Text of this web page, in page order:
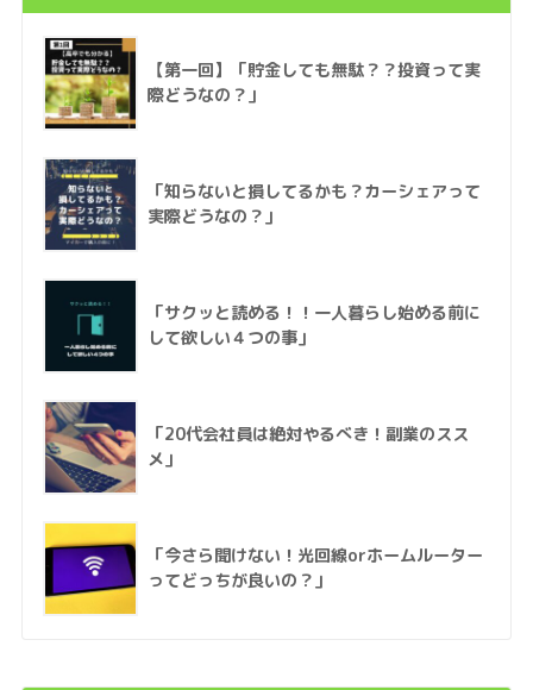
【第一回】「貯金しても無駄？？投資って実
際どうなの？」
「知らないと損してるかも？カーシェアって
実際どうなの？」
「サクッと読める！！一人暮らし始める前に
して欲しい４つの事」
「20代会社員は絶対やるべき！副業のスス
メ」
「今さら聞けない！光回線orホームルーター
ってどっちが良いの？」